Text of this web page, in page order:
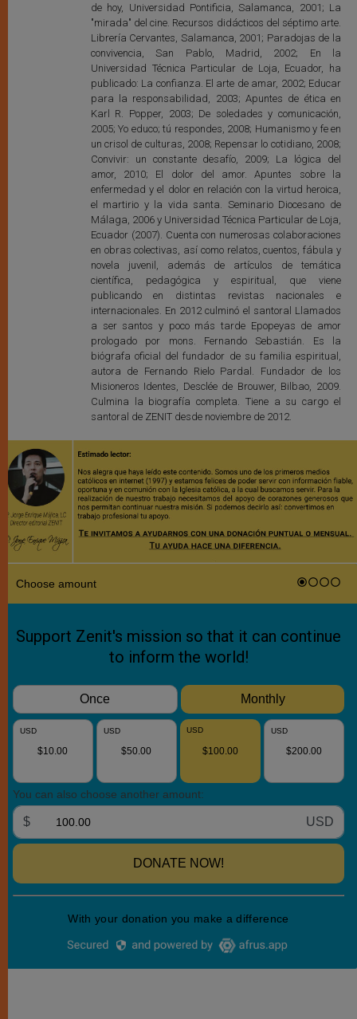
de hoy, Universidad Pontificia, Salamanca, 2001; La
"mirada" del cine. Recursos didácticos del séptimo arte.
Librería Cervantes, Salamanca, 2001; Paradojas de la
convivencia, San Pablo, Madrid, 2002; En la
Universidad Técnica Particular de Loja, Ecuador, ha
publicado: La confianza. El arte de amar, 2002; Educar
para la responsabilidad, 2003; Apuntes de ética en
Karl R. Popper, 2003; De soledades y comunicación,
2005; Yo educo; tú respondes, 2008; Humanismo y fe en
un crisol de culturas, 2008; Repensar lo cotidiano, 2008;
Convivir: un constante desafío, 2009; La lógica del
amor, 2010; El dolor del amor. Apuntes sobre la
enfermedad y el dolor en relación con la virtud heroica,
el martirio y la vida santa. Seminario Diocesano de
Málaga, 2006 y Universidad Técnica Particular de Loja,
Ecuador (2007). Cuenta con numerosas colaboraciones
en obras colectivas, así como relatos, cuentos, fábula y
novela juvenil, además de artículos de temática
científica, pedagógica y espiritual, que viene
publicando en distintas revistas nacionales e
internacionales. En 2012 culminó el santoral Llamados
a ser santos y poco más tarde Epopeyas de amor
prologado por mons. Fernando Sebastián. Es la
biógrafa oficial del fundador de su familia espiritual,
autora de Fernando Rielo Pardal. Fundador de los
Misioneros Identes, Desclée de Brouwer, Bilbao, 2009.
Culmina la biografía completa. Tiene a su cargo el
santoral de ZENIT desde noviembre de 2012.